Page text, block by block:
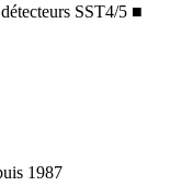
SST4/5 ■
1987